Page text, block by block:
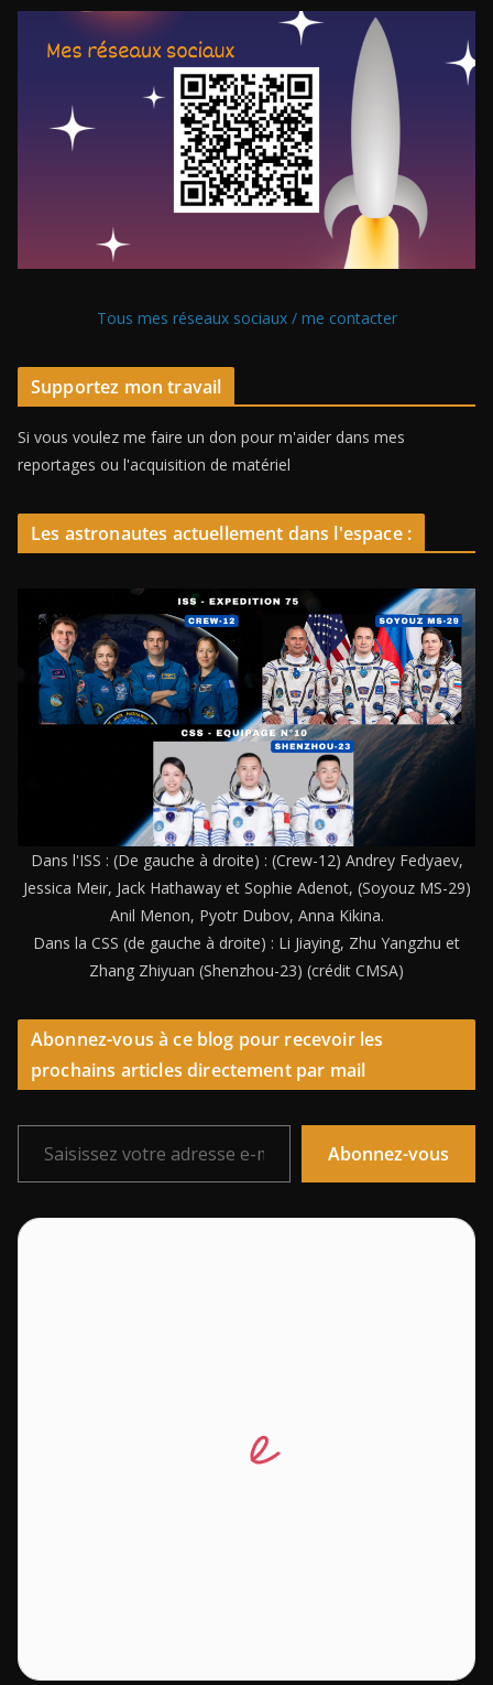
Tous mes réseaux sociaux / me contacter
Supportez mon travail
Si vous voulez me faire un don pour m'aider dans mes
reportages ou l'acquisition de matériel
Les astronautes actuellement dans l'espace :
Dans l'ISS : (De gauche à droite) : (Crew-12) Andrey Fedyaev,
Jessica Meir, Jack Hathaway et Sophie Adenot, (Soyouz MS-29)
Anil Menon, Pyotr Dubov, Anna Kikina.
Dans la CSS (de gauche à droite) : Li Jiaying, Zhu Yangzhu et
Zhang Zhiyuan (Shenzhou-23) (crédit CMSA)
Abonnez-vous à ce blog pour recevoir les
prochains articles directement par mail
Saisissez votre adresse e-mail…
Abonnez-vous